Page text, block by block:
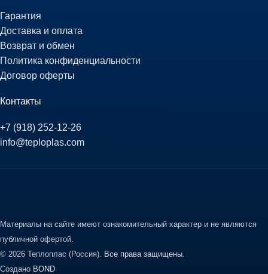
Гарантия
Доставка и оплата
Возврат и обмен
Политика конфиденциальности
Договор оферты
Контакты
+7 (918) 252-12-26
info@teploplas.com
Материалы на сайте имеют ознакомительный характер и не являются
публичной офертой.
© 2026 Теплоплас (Россия). Все права защищены.
Создано BOND